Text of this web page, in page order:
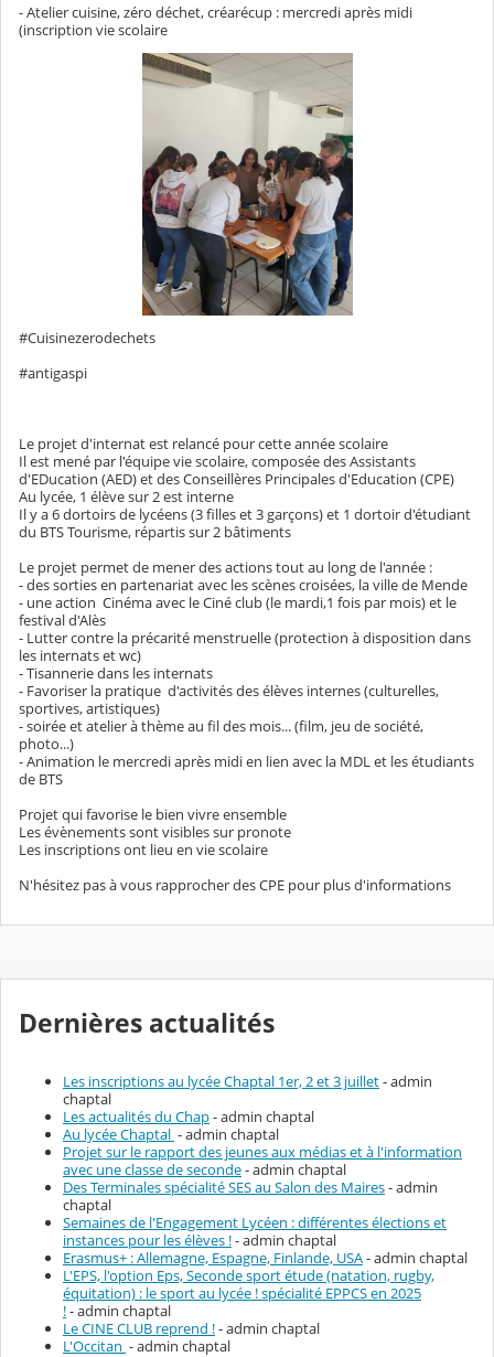
- Atelier cuisine, zéro déchet, créarécup : mercredi après midi
(inscription vie scolaire
#Cuisinezerodechets
#antigaspi
Le projet d'internat est relancé pour cette année scolaire
Il est mené par l'équipe vie scolaire, composée des Assistants
d'EDucation (AED) et des Conseillères Principales d'Education (CPE)
Au lycée, 1 élève sur 2 est interne
Il y a 6 dortoirs de lycéens (3 filles et 3 garçons) et 1 dortoir d'étudiant
du BTS Tourisme, répartis sur 2 bâtiments
Le projet permet de mener des actions tout au long de l'année :
- des sorties en partenariat avec les scènes croisées, la ville de Mende
- une action Cinéma avec le Ciné club (le mardi,1 fois par mois) et le
festival d'Alès
- Lutter contre la précarité menstruelle (protection à disposition dans
les internats et wc)
- Tisannerie dans les internats
- Favoriser la pratique d'activités des élèves internes (culturelles,
sportives, artistiques)
- soirée et atelier à thème au fil des mois... (film, jeu de société,
photo...)
- Animation le mercredi après midi en lien avec la MDL et les étudiants
de BTS
Projet qui favorise le bien vivre ensemble
Les évènements sont visibles sur pronote
Les inscriptions ont lieu en vie scolaire
N'hésitez pas à vous rapprocher des CPE pour plus d'informations
Dernières actualités
Les inscriptions au lycée Chaptal 1er, 2 et 3 juillet- admin
chaptal
Les actualités du Chap- admin chaptal
Au lycée Chaptal - admin chaptal
Projet sur le rapport des jeunes aux médias et à l'information
avec une classe de seconde- admin chaptal
Des Terminales spécialité SES au Salon des Maires- admin
chaptal
Semaines de l'Engagement Lycéen : différentes élections et
instances pour les élèves !- admin chaptal
Erasmus+ : Allemagne, Espagne, Finlande, USA- admin chaptal
L'EPS, l'option Eps, Seconde sport étude (natation, rugby,
équitation) : le sport au lycée ! spécialité EPPCS en 2025
!- admin chaptal
Le CINE CLUB reprend !- admin chaptal
L'Occitan - admin chaptal